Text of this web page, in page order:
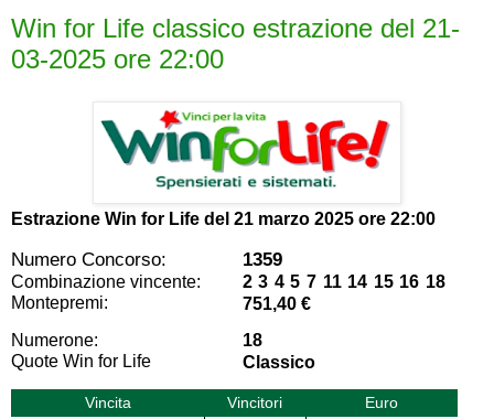
Win for Life classico estrazione del 21-
03-2025 ore 22:00
Estrazione Win for Life del 21 marzo 2025 ore 22:00
Numero Concorso: 1359
Combinazione vincente:
2 3 4 5 7 11 14 15 16 18
Montepremi:
751,40 €
Numerone:
18
Quote Win for Life
Classico
Vincita Vincitori
Euro